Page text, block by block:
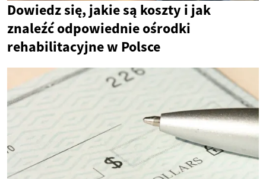
Dowiedz się, jakie są koszty i jak
znaleźć odpowiednie ośrodki
rehabilitacyjne w Polsce